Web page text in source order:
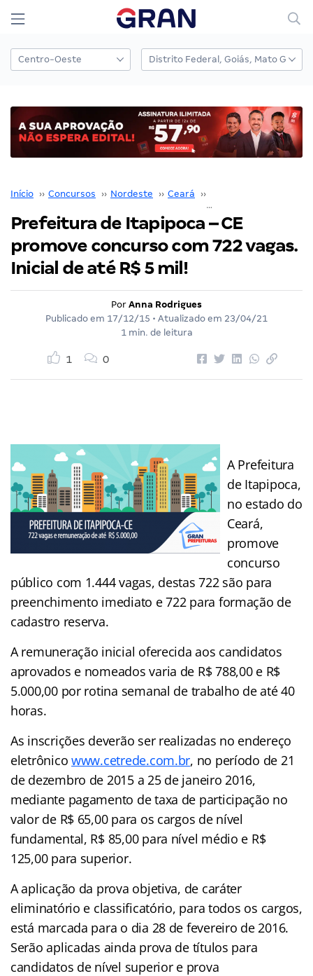
Início ›› Concursos ›› Nordeste ›› Ceará ››
Prefeitura de Itapipoca – CE
promove concurso com 722 vagas.
Inicial de até R$ 5 mil!
Por Anna Rodrigues
Publicado em 17/12/15 • Atualizado em 23/04/21
1 min. de leitura
1 0
A Prefeitura
de Itapipoca,
no estado do
Ceará,
promove
concurso
público com 1.444 vagas, destas 722 são para
preenchimento imediato e 722 para formação de
cadastro reserva.
A remuneração inicial oferecida aos candidatos
aprovados e nomeados varia de R$ 788,00 e R$
5.000,00 por rotina semanal de trabalho de até 40
horas.
As inscrições deverão ser realizadas no endereço
eletrônicowww.cetrede.com.br, no período de 21
de dezembro de 2015 a 25 de janeiro 2016,
mediante pagamento de taxa de participação no
valor de R$ 65,00 para os cargos de nível
fundamental, R$ 85,00 para nível médio e R$
125,00 para superior.
A aplicação da prova objetiva, de caráter
eliminatório e classificatório, para todos os cargos,
está marcada para o dia 28 de fevereiro de 2016.
Serão aplicadas ainda prova de títulos para
candidatos de nível superior e prova